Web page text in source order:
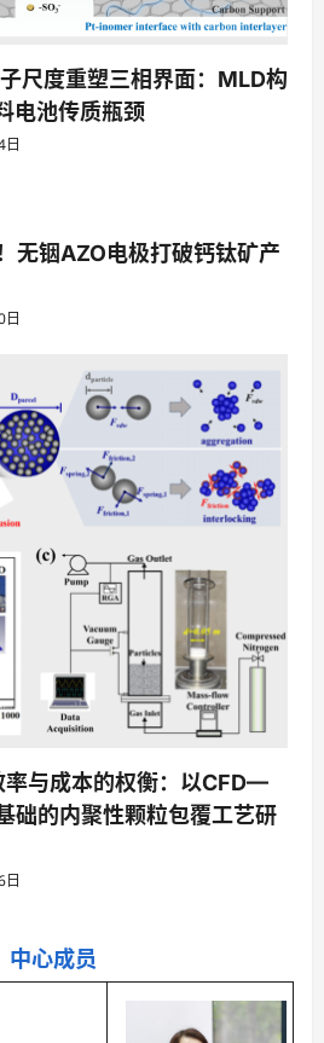
尺度重塑三相界面：MLD构
电池传质瓶颈
日
无铟AZO电极打破钙钛矿产
日
与成本的权衡：以CFD—
础的内聚性颗粒包覆工艺研
日
中心成员